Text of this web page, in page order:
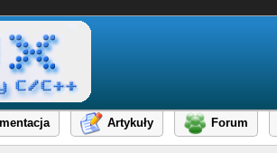
Artykuły Forum